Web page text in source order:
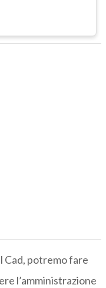
Cad, potremo fare
l’amministrazione